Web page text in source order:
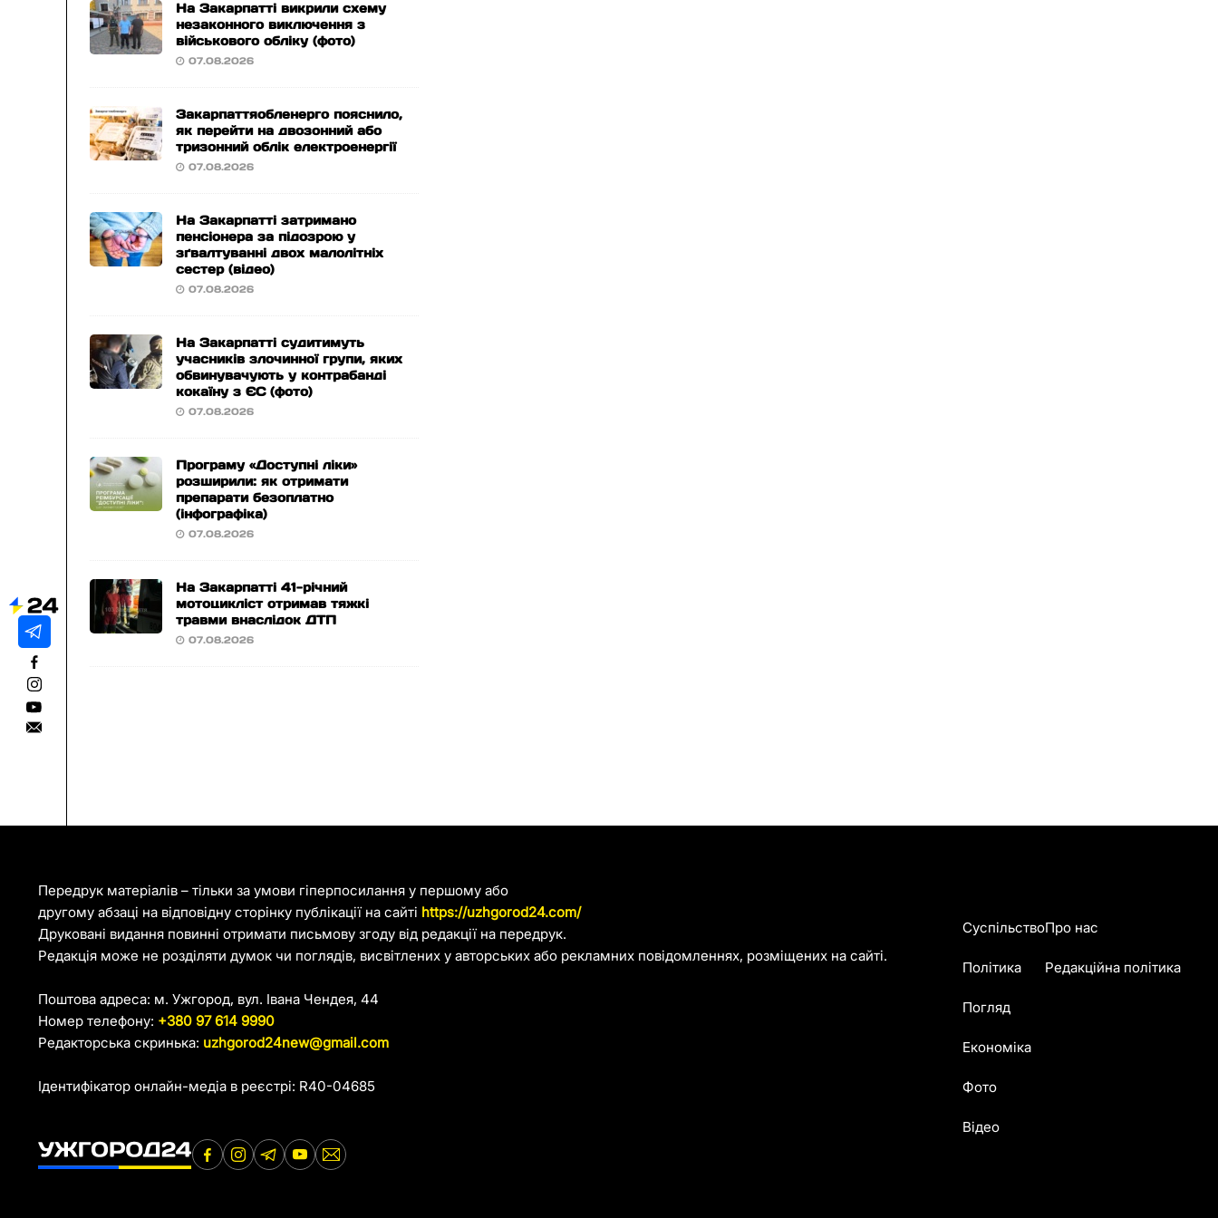
На Закарпатті викрили схему
незаконного виключення з
військового обліку (фото)
07.08.2026
Закарпаттяобленерго пояснило,
як перейти на двозонний або
тризонний облік електроенергії
07.08.2026
На Закарпатті затримано
пенсіонера за підозрою у
зґвалтуванні двох малолітніх
сестер (відео)
07.08.2026
На Закарпатті судитимуть
учасників злочинної групи, яких
обвинувачують у контрабанді
кокаїну з ЄС (фото)
07.08.2026
Програму «Доступні ліки»
розширили: як отримати
препарати безоплатно
(інфографіка)
07.08.2026
На Закарпатті 41-річний
мотоцикліст отримав тяжкі
травми внаслідок ДТП
07.08.2026
Передрук матеріалів – тільки за умови гіперпосилання у першому або
другому абзаці на відповідну сторінку публікації на сайті https://uzhgorod24.com/
Друковані видання повинні отримати письмову згоду від редакції на передрук.
Редакція може не розділяти думок чи поглядів, висвітлених у авторських або рекламних повідомленнях, розміщених на сайті.
Поштова адреса: м. Ужгород, вул. Івана Чендея, 44
Номер телефону: +380 97 614 9990
Редакторська скринька: uzhgorod24new@gmail.com
Ідентифікатор онлайн-медіа в реєстрі: R40-04685
Суспільство
Політика
Погляд
Економіка
Фото
Відео
Про нас
Редакційна політика